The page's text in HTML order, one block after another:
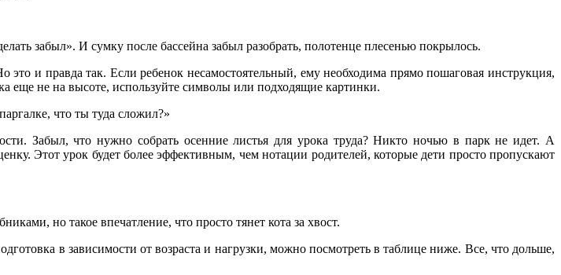
забыл». И сумку после бассейна забыл разобрать, полотенце плесенью покрылось.
и правда так. Если ребенок несамостоятельный, ему необходима прямо пошаговая инструкция,
еще не на высоте, используйте символы или подходящие картинки.
что ты туда сложил?»
Забыл, что нужно собрать осенние листья для урока труда? Никто ночью в парк не идет. А
Этот урок будет более эффективным, чем нотации родителей, которые дети просто пропускают
но такое впечатление, что просто тянет кота за хвост.
в зависимости от возраста и нагрузки, можно посмотреть в таблице ниже. Все, что дольше,